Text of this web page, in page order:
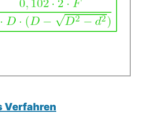
Verfahren